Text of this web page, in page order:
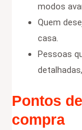
modos
Quem
casa.
Pessoas
Pontos
compra